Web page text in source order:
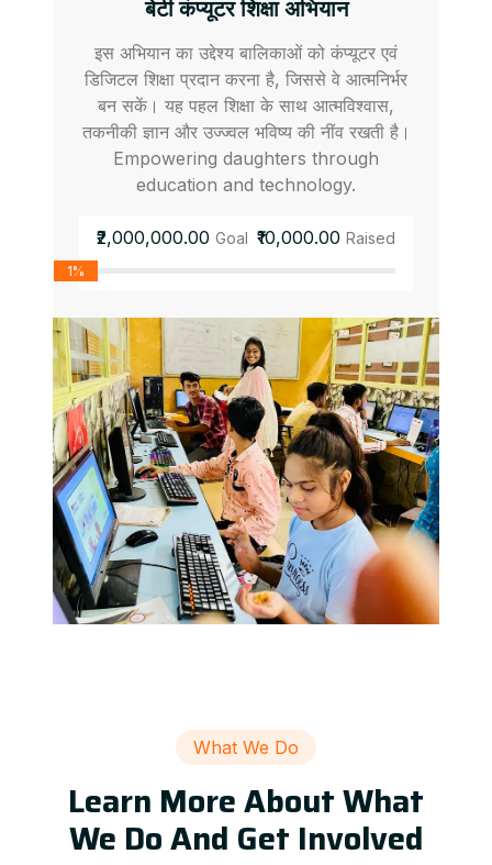
बेटी कंप्यूटर शिक्षा अभियान
इस अभियान का उद्देश्य बालिकाओं को कंप्यूटर एवं
डिजिटल शिक्षा प्रदान करना है, जिससे वे आत्मनिर्भर
बन सकें। यह पहल शिक्षा के साथ आत्मविश्वास,
तकनीकी ज्ञान और उज्ज्वल भविष्य की नींव रखती है।
Empowering daughters through
education and technology.
₹2,000,000.00 Goal ₹10,000.00 Raised
1%
What We Do
Learn More About What
We Do And Get Involved